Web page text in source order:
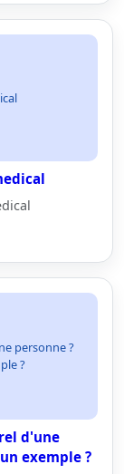
personne ?
?
d'une
exemple ?